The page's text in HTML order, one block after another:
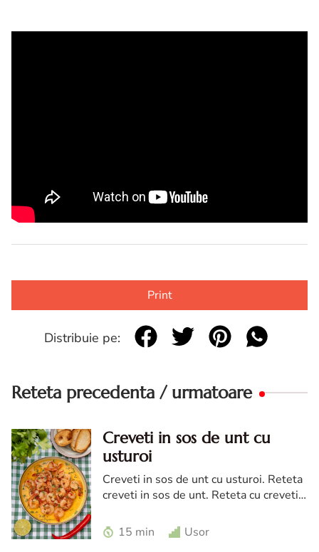
Print
Distribuie pe:
Reteta precedenta / urmatoare
Creveti in sos de unt cu
usturoi
Creveti in sos de unt cu usturoi. Reteta
creveti in sos de unt. Reteta cu creveti
15 min
Usor